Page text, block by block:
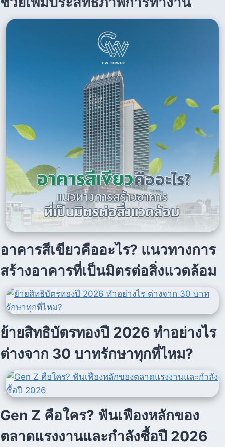
อาคารสีเขียวคืออะไร? แนวทางการ
สร้างอาคารที่เป็นมิตรต่อสิ่งแวดล้อม
ย้ายสิทธิบัตรทองปี 2026 ทำอย่างไร
ต่างจาก 30 บาทรักษาทุกที่ไหม?
Gen Z คือใคร? ฟันเฟืองหลักของ
ตลาดแรงงานและกำลังซื้อปี 2026